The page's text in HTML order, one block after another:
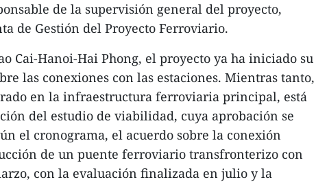
de la supervisión general del proyecto,
de Gestión del Proyecto Ferroviario.
Cai-Hanoi-Hai Phong, el proyecto ya ha iniciado su
las conexiones con las estaciones. Mientras tanto,
en la infraestructura ferroviaria principal, está
del estudio de viabilidad, cuya aprobación se
el cronograma, el acuerdo sobre la conexión
de un puente ferroviario transfronterizo con
con la evaluación finalizada en julio y la